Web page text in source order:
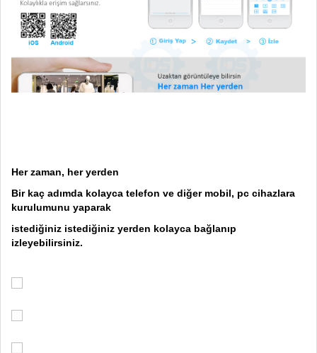
Her zaman, her yerden
Bir kaç adımda kolayca telefon ve diğer mobil, pc cihazlara
kurulumunu yaparak
istediğiniz istediğiniz yerden kolayca bağlanıp
izleyebilirsiniz.